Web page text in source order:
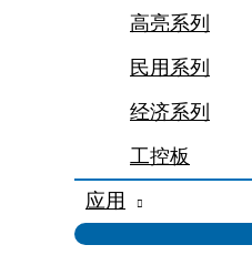
高亮系列
民用系列
经济系列
工控板
应用